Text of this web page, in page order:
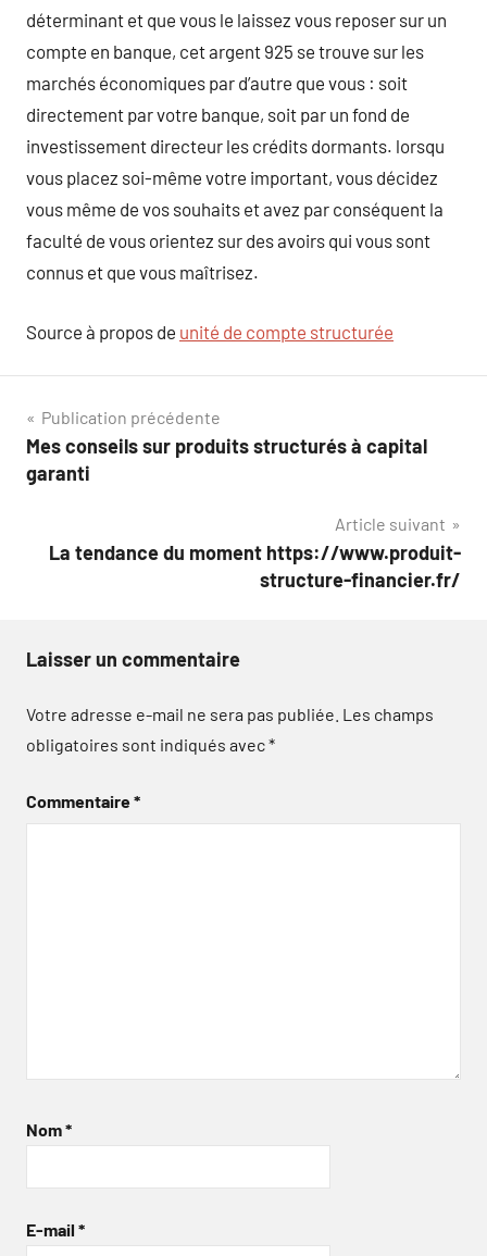
déterminant et que vous le laissez vous reposer sur un
compte en banque, cet argent 925 se trouve sur les
marchés économiques par d’autre que vous : soit
directement par votre banque, soit par un fond de
investissement directeur les crédits dormants. lorsqu
vous placez soi-même votre important, vous décidez
vous même de vos souhaits et avez par conséquent la
faculté de vous orientez sur des avoirs qui vous sont
connus et que vous maîtrisez.
Source à propos de unité de compte structurée
Navigation
de
Publication précédente
Mes conseils sur produits structurés à capital
garanti
Article suivant
La tendance du moment https://www.produit-
structure-financier.fr/
Laisser un commentaire
Votre adresse e-mail ne sera pas publiée. Les champs
obligatoires sont indiqués avec*
Commentaire*
Nom*
E-mail *